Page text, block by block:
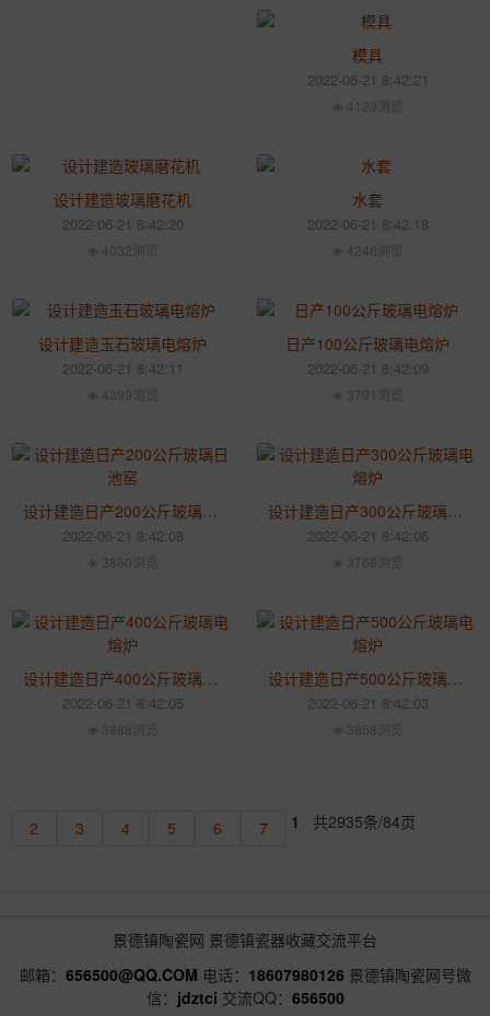
模具
2022-06-21 8:42:21
4123浏览
设计建造玻璃磨花机
2022-06-21 8:42:20
4032浏览
水套
2022-06-21 8:42:18
4246浏览
设计建造玉石玻璃电熔炉
2022-06-21 8:42:11
4399浏览
日产100公斤玻璃电熔炉
2022-06-21 8:42:09
3791浏览
设计建造日产200公斤玻璃日池窑
2022-06-21 8:42:08
3860浏览
设计建造日产300公斤玻璃电熔炉
2022-06-21 8:42:06
3768浏览
设计建造日产400公斤玻璃电熔炉
2022-06-21 8:42:05
3888浏览
设计建造日产500公斤玻璃电熔炉
2022-06-21 8:42:03
3858浏览
1
2 3 4 5 6 7 共2935条/84页
景德镇陶瓷网 景德镇瓷器收藏交流平台
邮箱： 656500@QQ.COM 电话： 18607980126 景德镇陶瓷网号微
信： jdztci 交流QQ： 656500